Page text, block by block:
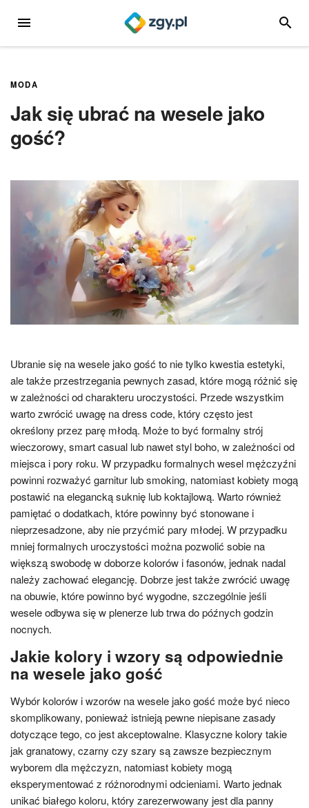
MENU
MODA
Jak się ubrać na wesele jako
gość?
Ubranie się na wesele jako gość to nie tylko kwestia estetyki,
ale także przestrzegania pewnych zasad, które mogą różnić się
w zależności od charakteru uroczystości. Przede wszystkim
warto zwrócić uwagę na dress code, który często jest
określony przez parę młodą. Może to być formalny strój
wieczorowy, smart casual lub nawet styl boho, w zależności od
miejsca i pory roku. W przypadku formalnych wesel mężczyźni
powinni rozważyć garnitur lub smoking, natomiast kobiety mogą
postawić na elegancką suknię lub koktajlową. Warto również
pamiętać o dodatkach, które powinny być stonowane i
nieprzesadzone, aby nie przyćmić pary młodej. W przypadku
mniej formalnych uroczystości można pozwolić sobie na
większą swobodę w doborze kolorów i fasonów, jednak nadal
należy zachować elegancję. Dobrze jest także zwrócić uwagę
na obuwie, które powinno być wygodne, szczególnie jeśli
wesele odbywa się w plenerze lub trwa do późnych godzin
nocnych.
Jakie kolory i wzory są odpowiednie
na wesele jako gość
Wybór kolorów i wzorów na wesele jako gość może być nieco
skomplikowany, ponieważ istnieją pewne niepisane zasady
dotyczące tego, co jest akceptowalne. Klasyczne kolory takie
jak granatowy, czarny czy szary są zawsze bezpiecznym
wyborem dla mężczyzn, natomiast kobiety mogą
eksperymentować z różnorodnymi odcieniami. Warto jednak
unikać białego koloru, który zarezerwowany jest dla panny